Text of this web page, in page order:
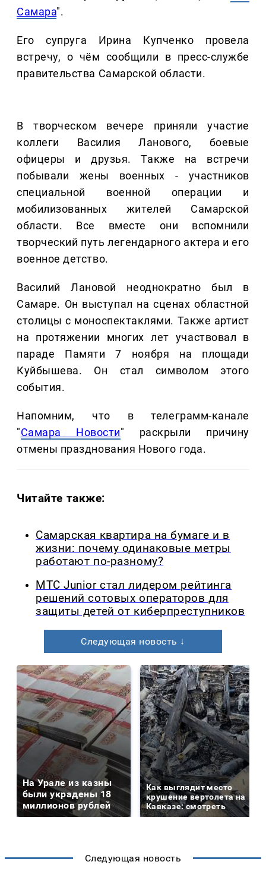
Самара".
Его супруга Ирина Купченко провела
встречу, о чём сообщили в пресс-службе
правительства Самарской области.
В творческом вечере приняли участие
коллеги Василия Ланового, боевые
офицеры и друзья. Также на встречи
побывали жены военных - участников
специальной военной операции и
мобилизованных жителей Самарской
области. Все вместе они вспомнили
творческий путь легендарного актера и его
военное детство.
Василий Лановой неоднократно был в
Самаре. Он выступал на сценах областной
столицы с моноспектаклями. Также артист
на протяжении многих лет участвовал в
параде Памяти 7 ноября на площади
Куйбышева. Он стал символом этого
события.
Напомним, что в телеграмм-канале
"Самара Новости" раскрыли причину
отмены празднования Нового года.
Читайте также:
Самарская квартира на бумаге и в
жизни: почему одинаковые метры
работают по-разному?
МТС Junior стал лидером рейтинга
решений сотовых операторов для
защиты детей от киберпреступников
Следующая новость ↓
На Урале из казны
были украдены 18
миллионов рублей
Как выглядит место
крушение вертолета на
Кавказе: смотреть
Следующая новость